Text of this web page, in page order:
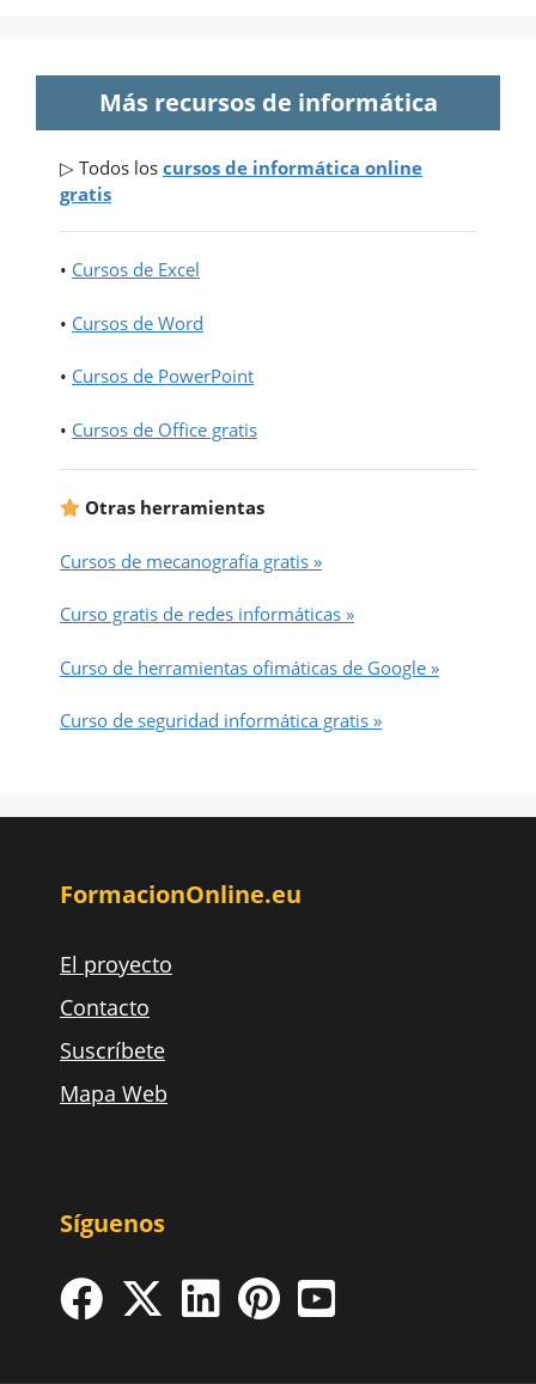
Más recursos de informática
▷ Todos los cursos de informática online
gratis
• Cursos de Excel
• Cursos de Word
• Cursos de PowerPoint
• Cursos de Office gratis
Otras herramientas
Cursos de mecanografía gratis »
Curso gratis de redes informáticas »
Curso de herramientas ofimáticas de Google »
Curso de seguridad informática gratis »
FormacionOnline.eu
El proyecto
Contacto
Suscríbete
Mapa Web
Síguenos